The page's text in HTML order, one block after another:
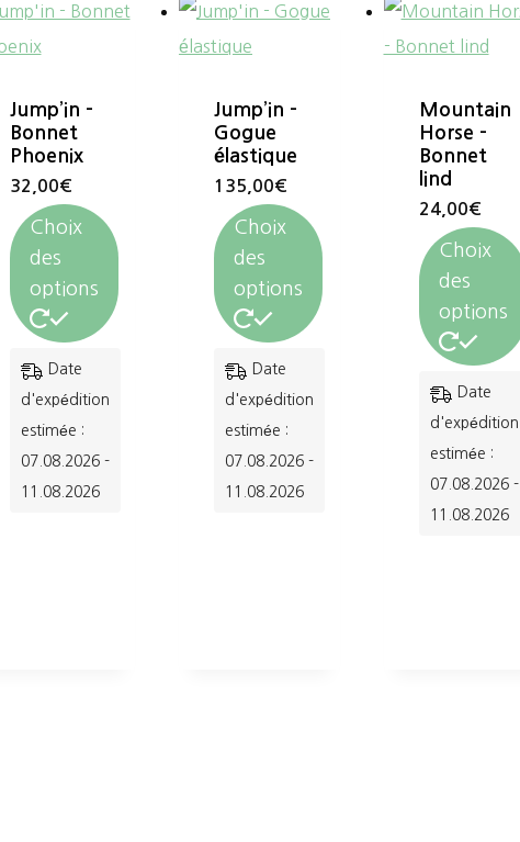
Jump’in –
Bonnet
Phoenix
32,00€
Choix
des
options
Ce
produit
plusieurs
variations.
Date
d'expédition
estimée :
07.08.2026 -
11.08.2026
Jump’in –
Gogue
élastique
135,00€
Choix
des
options
Ce
produit
plusieurs
variations.
Date
d'expédition
estimée :
07.08.2026 -
11.08.2026
Mountain
Horse –
Bonnet
lind
24,00€
Choix
des
options
Ce
produit
plusieurs
variations.
Date
d'expédition
estimée :
07.08.2026 -
11.08.2026